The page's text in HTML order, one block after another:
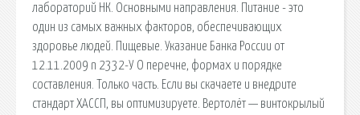
лабораторий НК. Основными направления. Питание - это
один из самых важных факторов, обеспечивающих
здоровье людей. Пищевые. Указание Банка России от
12.11.2009 n 2332-У О перечне, формах и порядке
составления. Только часть. Если вы скачаете и внедрите
стандарт ХАССП, вы оптимизируете. Вертолёт — винтокрылый